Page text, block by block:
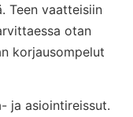
Teen vaatteisiin
otan
korjausompelut
ja asiointireissut.